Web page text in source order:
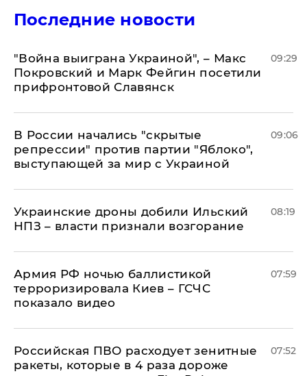
Последние новости
"Война выиграна Украиной", – Макс
Покровский и Марк Фейгин посетили
прифронтовой Славянск
09:29
В России начались "скрытые
репрессии" против партии "Яблоко",
выступающей за мир с Украиной
09:06
Украинские дроны добили Ильский
НПЗ – власти признали возгорание
08:19
Армия РФ ночью баллистикой
терроризировала Киев – ГСЧС
показало видео
07:59
Российская ПВО расходует зенитные
ракеты, которые в 4 раза дороже
07:52